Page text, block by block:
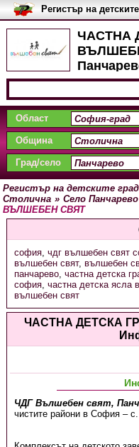
ЧАСТНА
Регистър на
България
Област
Община
Град/село
Регистър на детските
Столична » Село Панчарево
ВЪЛШЕБЕН СВЯТ
софия, чдг вълшебен свят
вълшебен свят, вълшебен
панчарево, частна детска
софия, частна детска ясла
вълшебен свят
ЧАСТНА ДЕТСКА
ЧДГ Вълшебен свят,
чистите райони в София –